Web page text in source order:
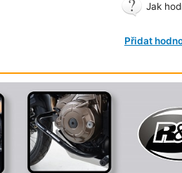
Jak
Přidat